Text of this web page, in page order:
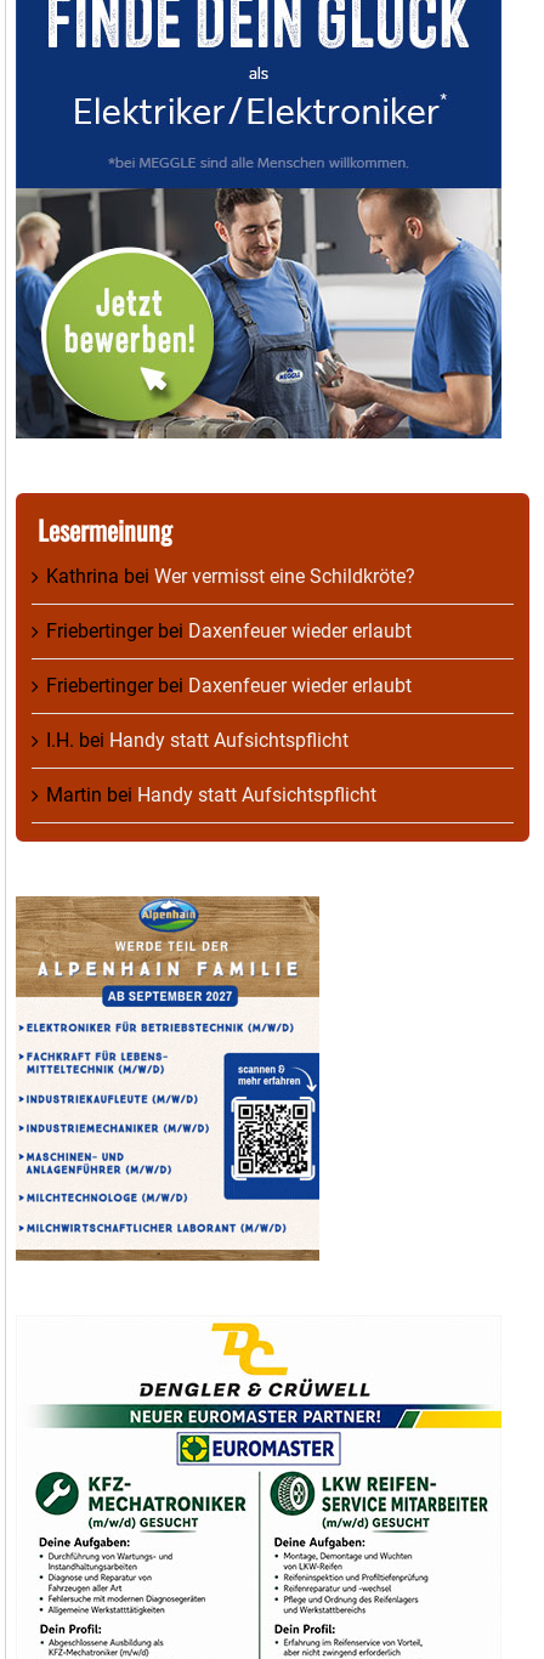
Lesermeinung
Kathrina bei Wer vermisst eine Schildkröte?
Friebertingerbei Daxenfeuer wieder erlaubt
Friebertingerbei Daxenfeuer wieder erlaubt
I.H. bei Handy statt Aufsichtspflicht
Martin bei Handy statt Aufsichtspflicht